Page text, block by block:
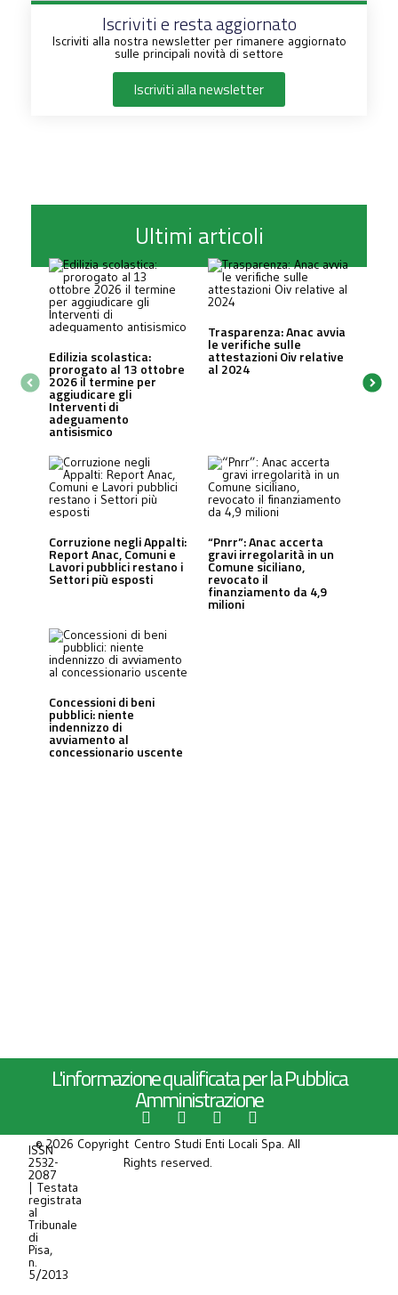
Iscriviti e resta aggiornato
Iscriviti alla nostra newsletter per rimanere aggiornato
sulle principali novità di settore
Iscriviti alla newsletter
Ultimi articoli
Edilizia scolastica:
prorogato al 13 ottobre
2026 il termine per
aggiudicare gli
Interventi di
adeguamento
antisismico
Trasparenza: Anac avvia
le verifiche sulle
attestazioni Oiv relative
al 2024
Corruzione negli Appalti:
Report Anac, Comuni e
Lavori pubblici restano i
Settori più esposti
“Pnrr”: Anac accerta
gravi irregolarità in un
Comune siciliano,
revocato il
finanziamento da 4,9
milioni
Concessioni di beni
pubblici: niente
indennizzo di
avviamento al
concessionario uscente
L'informazione qualificata per la Pubblica
Amministrazione
ISSN
2532-
2087
| Testata
registrata
al
Tribunale
di
Pisa,
n.
5/2013
© 2026 Copyright Centro Studi Enti Locali Spa. All
Rights reserved.